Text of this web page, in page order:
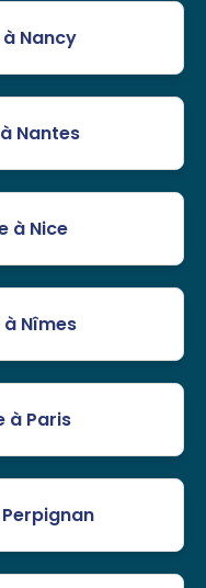
Nancy
Nantes
à Nice
Nîmes
à Paris